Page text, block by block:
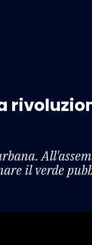
il verde